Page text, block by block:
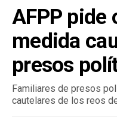
AFPP pide
medida
presos
Familiares de presos
cautelares de los reos